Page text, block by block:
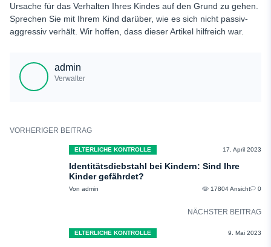
Ursache für das Verhalten Ihres Kindes auf den Grund zu gehen.
Sprechen Sie mit Ihrem Kind darüber, wie es sich nicht passiv-
aggressiv verhält. Wir hoffen, dass dieser Artikel hilfreich war.
admin
Verwalter
VORHERIGER BEITRAG
ELTERLICHE KONTROLLE 17. April 2023
Identitätsdiebstahl bei Kindern: Sind Ihre
Kinder gefährdet?
Von admin 17804 Ansicht 0
NÄCHSTER BEITRAG
ELTERLICHE KONTROLLE 9. Mai 2023